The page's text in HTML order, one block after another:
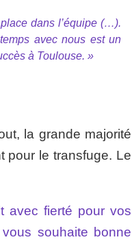
dans l’équipe (…).
avec nous est un
à Toulouse. »
la grande majorité
pour le transfuge. Le
avec fierté pour vos
souhaite bonne